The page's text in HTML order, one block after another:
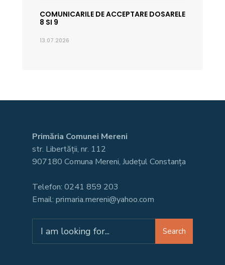
COMUNICARILE DE ACCEPTARE DOSARELE
8 SI 9
13.07.2026
Primăria Comunei Mereni
str. Libertății, nr. 112
907180 Comuna Mereni, Județul Constanța
Telefon: 0241 859 203
Email: primaria.mereni@yahoo.com
for:
Search